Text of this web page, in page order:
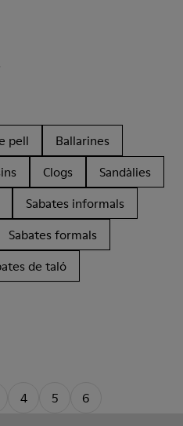
pell
Ballarines
Clogs
Sandàlies
Sabates informals
Sabates formals
de taló
4 5 6